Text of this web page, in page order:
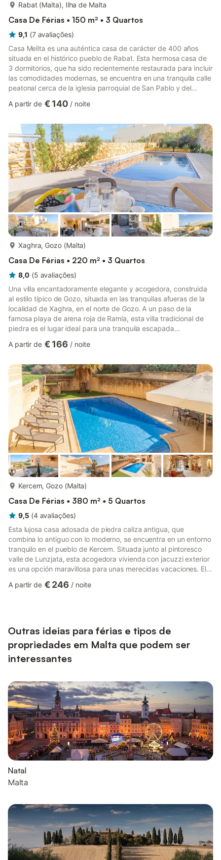
Rabat (Malta), Ilha de Malta
Casa De Férias • 150 m² • 3 Quartos
9,1 (7 avaliações)
Casa Melita es una auténtica casa de carácter de 400 años
situada en el histórico pueblo de Rabat. Esta hermosa casa de
3 dormitorios, que ha sido recientemente restaurada para incluir
las comodidades modernas, se encuentra en una tranquila calle
peatonal cerca de la iglesia parroquial de San Pablo y del
rodean un patio soleado, con zona de barbacoa y total
una cocina independiente totalmente equipada y un comedor y
un hermoso salón / sala de estar, con televisión vía sa...
A partir de € 140 / noite
Xaghra, Gozo (Malta)
Casa De Férias • 220 m² • 3 Quartos
8,0 (5 avaliações)
Una villa encantadoramente elegante y acogedora, construida
al estilo típico de Gozo, situada en las tranquilas afueras de la
localidad de Xaghra, en el norte de Gozo. A un paso de la
famosa playa de arena roja de Ramla, esta villa tradicional de
piedra es el lugar ideal para una tranquila escapada
cómodamente a seis personas. Al entrar en la villa, un elegante
completa abierta. La zona de estar está amueblada con un
gran sofá cómodo y un televisor de pantalla plana, y da ...
A partir de € 166 / noite
Kercem, Gozo (Malta)
Casa De Férias • 380 m² • 5 Quartos
9,5 (4 avaliações)
Esta lujosa casa adosada de piedra caliza antigua, que
combina lo antiguo con lo moderno, se encuentra en un entorno
tranquilo en el pueblo de Kercem. Situada junto al pintoresco
valle de Lunzjata, esta acogedora vivienda con jacuzzi exterior
es una opción maravillosa para unas merecidas vacaciones. El
encantadora propiedad; la sala de estar, con un acogedor sofá
A partir de € 246 / noite
Outras ideias para férias e tipos de
propriedades em Malta que podem ser
interessantes
Natal
Malta